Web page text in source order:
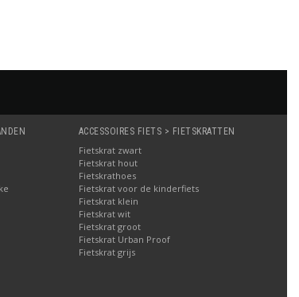
ACCESSOIRES FIETS > FIETSKRATTEN
Fietskrat zwart
Fietskrat hout
Fietskrathoes
Fietskrat voor de kinderfiets
Fietskrat klein
Fietskrat wit
Fietskrat groot
Fietskrat Urban Proof
Fietskrat grijs